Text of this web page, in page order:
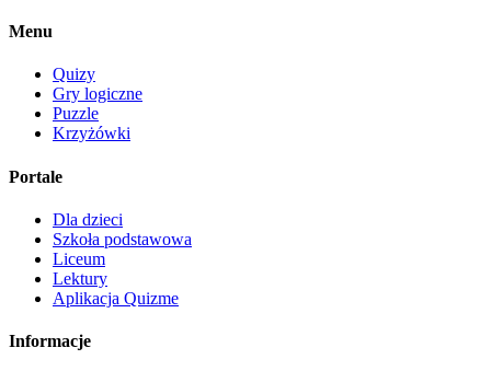
Menu
Quizy
Gry logiczne
Puzzle
Krzyżówki
Portale
Dla dzieci
Szkoła podstawowa
Liceum
Lektury
Aplikacja Quizme
Informacje